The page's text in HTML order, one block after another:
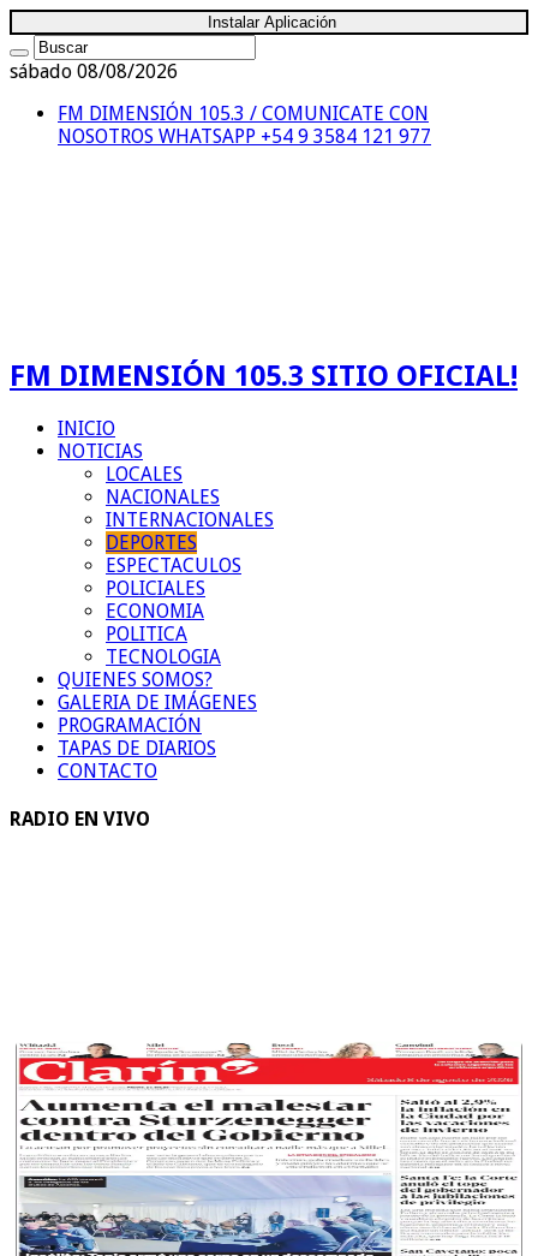
Instalar Aplicación
sábado 08/08/2026
FM DIMENSIÓN 105.3 / COMUNICATE CON
NOSOTROS WHATSAPP +54 9 3584 121 977
FM DIMENSIÓN 105.3 SITIO OFICIAL!
INICIO
NOTICIAS
LOCALES
NACIONALES
INTERNACIONALES
DEPORTES
ESPECTACULOS
POLICIALES
ECONOMIA
POLITICA
TECNOLOGIA
QUIENES SOMOS?
GALERIA DE IMÁGENES
PROGRAMACIÓN
TAPAS DE DIARIOS
CONTACTO
RADIO EN VIVO